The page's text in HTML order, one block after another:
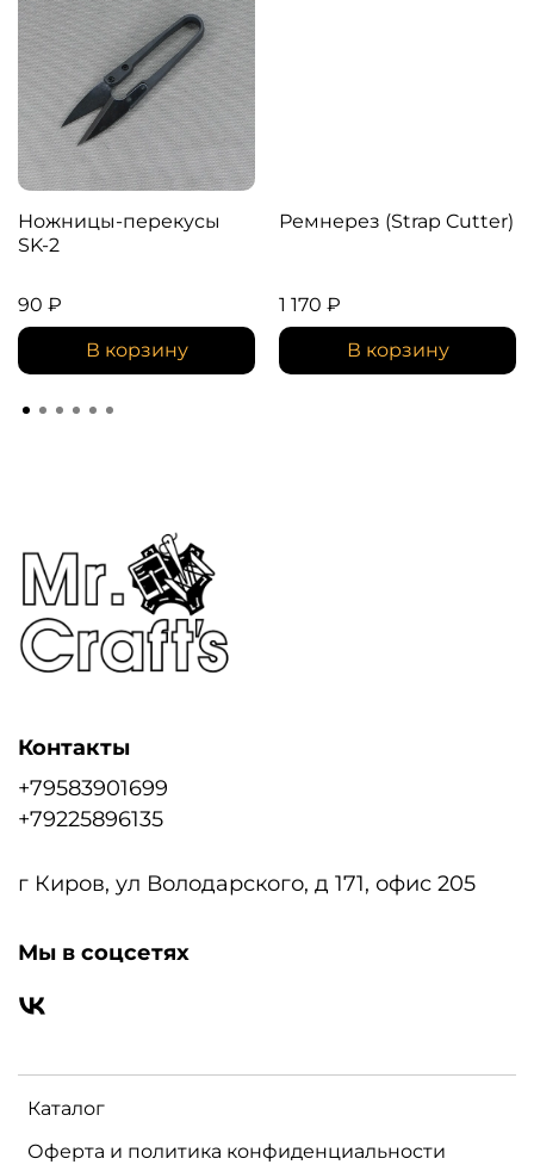
Ножницы-перекусы
SK-2
90 ₽
В корзину
Ремнерез (Strap Cutter)
1 170 ₽
В корзину
Каталог
Оферта и политика конфиденциальности
Контакты
+79583901699
+79225896135
г Киров, ул Володарского, д 171, офис 205
Мы в соцсетях